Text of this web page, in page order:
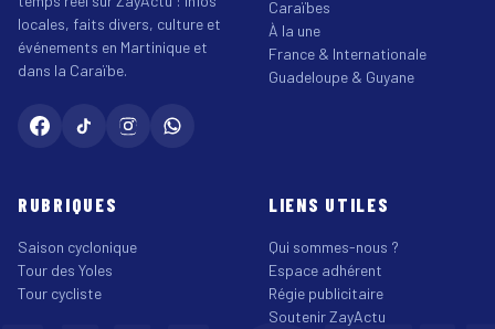
locales, faits divers, culture et
événements en Martinique et
dans la Caraïbe.
Caraïbes
À la une
France & Internationale
Guadeloupe & Guyane
RUBRIQUES
Saison cyclonique
Tour des Yoles
Tour cycliste
LIENS UTILES
Qui sommes-nous ?
Espace adhérent
Régie publicitaire
Soutenir ZayActu